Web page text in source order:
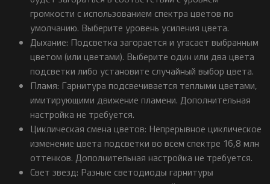
громкости с использованием спектра цветов по
умолчанию. Выберите уровень усиления цвета.
Дыхание: Подсветка загорается и угасает выбранным
цветом (или цветами). Выберите один или два цвета
подсветки либо установите случайный выбор цвета.
Пламя: Гарнитура подсвечивается теплыми цветами,
имитирующими движение пламени. Дополнительная
настройка не требуется.
Циклическая смена цветов: Непрерывное циклическое
изменение цвета подсветки во всем спектре 16,8 млн
оттенков. Дополнительная настройка не требуется.
Свет звезд: Разные светодиоды гарнитуры